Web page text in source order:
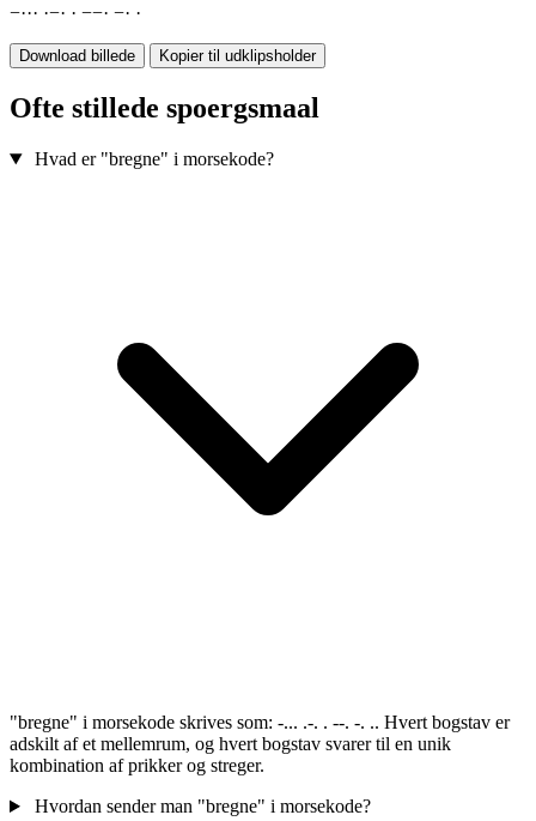
−··· ·−· · −−· −· ·
Download billede Kopier til udklipsholder
Ofte stillede spoergsmaal
Hvad er "bregne" i morsekode?
"bregne" i morsekode skrives som: -... .-. . --. -. .. Hvert bogstav er
adskilt af et mellemrum, og hvert bogstav svarer til en unik
kombination af prikker og streger.
Hvordan sender man "bregne" i morsekode?